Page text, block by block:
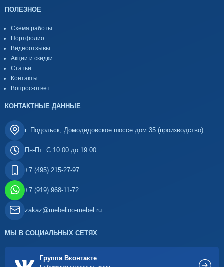
ПОЛЕЗНОЕ
Схема работы
Портфолио
Видеоотзывы
Акции и скидки
Статьи
Контакты
Вопрос-ответ
КОНТАКТНЫЕ ДАННЫЕ
г. Подольск, Домодедовское шоссе дом 35 (производство)
Пн-Пт: С 10:00 до 19:00
+7 (495) 215-27-97
+7 (919) 968-11-72
zakaz@mebelino-mebel.ru
МЫ В СОЦИАЛЬНЫХ СЕТЯХ
Группа Вконтакте